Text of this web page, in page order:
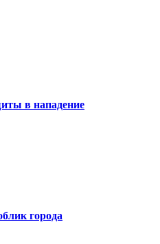
в нападение
города